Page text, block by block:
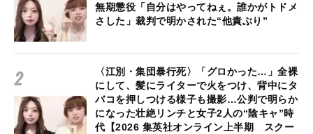
無期懲役「自分はやってねぇ。誰かがトドメ
さした」裁判で明かされた“他責ぶり”
〈江別・集団暴行死〉「グロかった…」全裸
にして、髪にライターで火をつけ、背中にタ
バコを押しつける様子も撮影…公判で明らか
になった壮絶リンチと女子2人の“陰キャ”時
代【2026 集英社オンライン上半期 スクー